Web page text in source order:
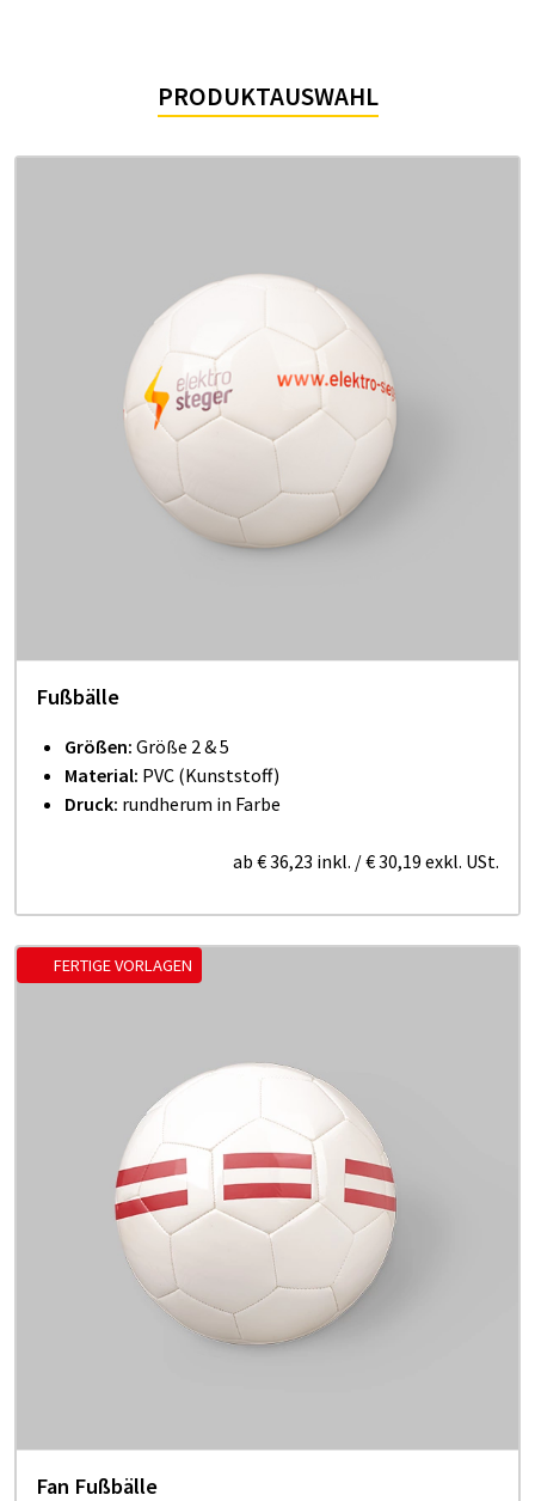
PRODUKTAUSWAHL
Fußbälle
Größen: Größe 2 & 5
Material: PVC (Kunststoff)
Druck: rundherum in Farbe
ab € 36,23 inkl. /€ 30,19 exkl. USt.
FERTIGE VORLAGEN
Fan Fußbälle